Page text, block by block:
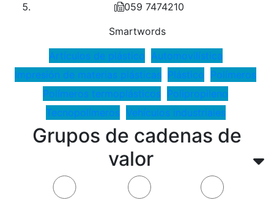
Grupos de cadenas de
valor
059 7474210
Smartwords
Artículos de plástico Automovilística
Impresión de materias plásticas Plástico Polímeros
Polímeros termoplásticos Polipropileno
Tecnopolímeros Vehículos industriales